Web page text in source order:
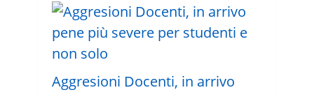
Aggresioni Docenti, in arrivo